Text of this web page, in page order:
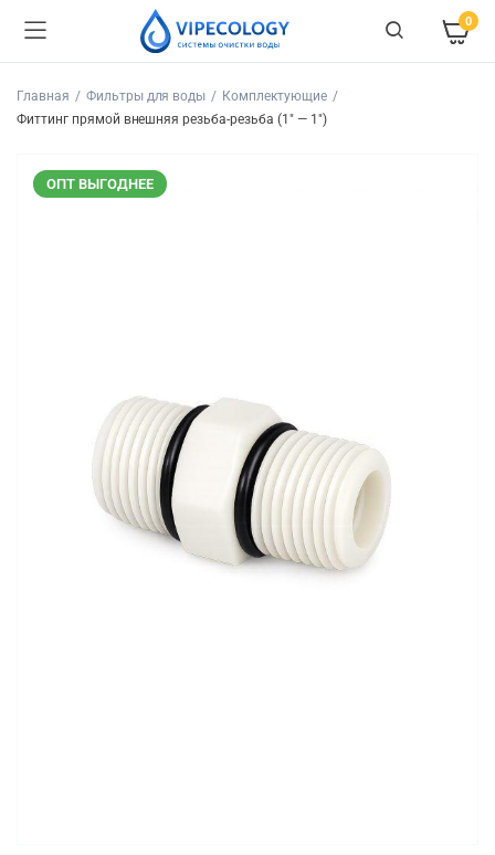
0
Главная Фильтры для воды
Комплектующие
Фиттинг прямой внешняя резьба-резьба (1" — 1")
ОПТ ВЫГОДНЕЕ